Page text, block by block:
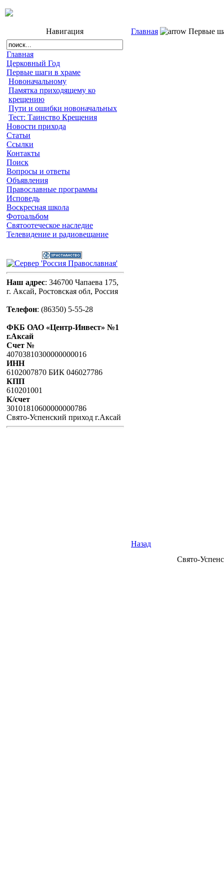
Навигация
Главная
Церковный Год
Первые шаги в храме
Новоначальному
Памятка приходящему ко
крещению
Пути и ошибки новоначальных
Тест: Таинство Крещения
Новости прихода
Статьи
Ссылки
Контакты
Поиск
Вопросы и ответы
Объявления
Православные программы
Исповедь
Воскресная школа
Фотоальбом
Святоотеческое наследие
Телевидение и радиовещание
Наш адрес: 346700 Чапаева 175,
г. Аксай, Ростовская обл, Россия
Телефон: (86350) 5-55-28
ФКБ ОАО «Центр-Инвест» №1
г.Аксай
Счет №
40703810300000000016
ИНН
6102007870 БИК 046027786
КПП
610201001
К/счет
30101810600000000786
Свято-Успенский приход г.Аксай
Главная Первые
Назад
Свято-